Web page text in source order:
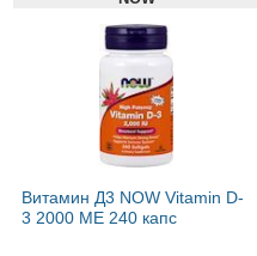
Витамин Д3 NOW Vitamin D-
3 2000 МЕ 240 капс